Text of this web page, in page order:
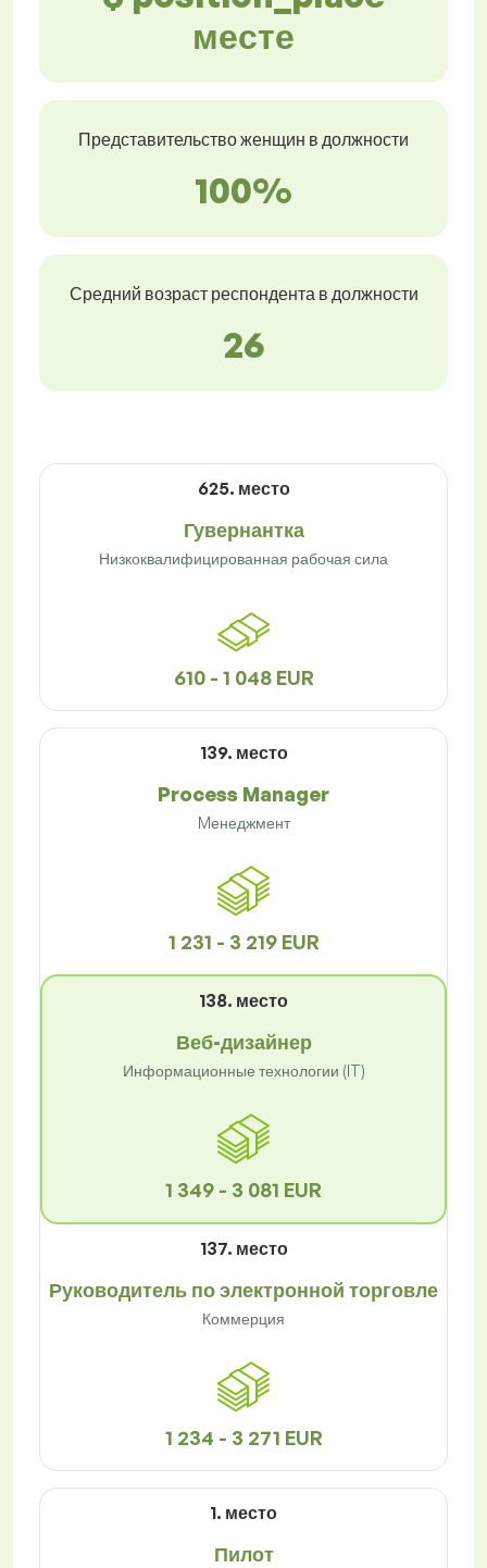
месте
Представительство женщин в должности
100%
Средний возраст респондента в должности
26
625. место
Гувернантка
Низкоквалифицированная рабочая сила
610 - 1 048 EUR
139. место
Process Manager
Mенеджмент
1 231 - 3 219 EUR
138. место
Веб-дизайнер
Информационные технологии (IT)
1 349 - 3 081 EUR
137. место
Руководитель по электронной торговле
Коммерция
1 234 - 3 271 EUR
1. место
Пилот